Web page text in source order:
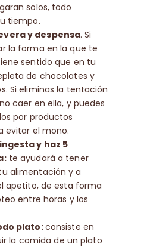
solos, todo
tiempo.
y despensa. Si
la forma en la que te
sentido que en tu
de chocolates y
Si eliminas la tentación
caer en ella, y puedes
por productos
evitar el mono.
y haz 5
te ayudará a tener
alimentación y a
apetito, de esta forma
entre horas y los
plato:consiste en
la comida de un plato